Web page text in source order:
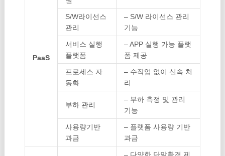
PaaS
S/W라이선스
관리
– S/W 라이선스 관리
기능
서비스 실행
플랫폼
– APP 실행 가능 플랫
폼 제공
프로세스 자
동화
– 수작업 없이 신속 처
리
부하 관리
– 부하 측정 및 관리
기능
사용량기반
과금
– 플랫폼 사용량 기반
과금